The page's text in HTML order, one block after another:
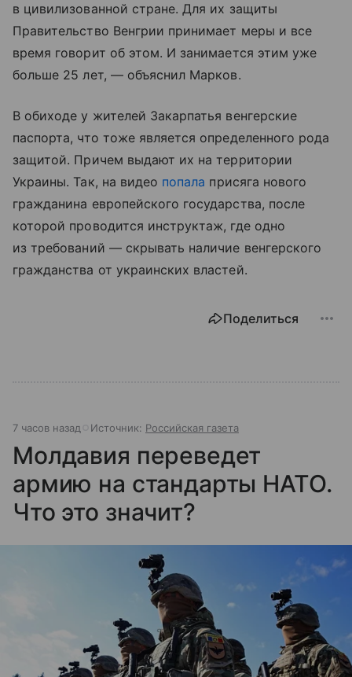
в цивилизованной стране. Для их защиты
Правительство Венгрии принимает меры и все
время говорит об этом. И занимается этим уже
больше 25 лет, — объяснил Марков.
В обиходе у жителей Закарпатья венгерские
паспорта, что тоже является определенного рода
защитой. Причем выдают их на территории
Украины. Так, на видео попала присяга нового
гражданина европейского государства, после
которой проводится инструктаж, где одно
из требований — скрывать наличие венгерского
гражданства от украинских властей.
Поделиться
7 часов назад Источник: Российская газета
Молдавия переведет
армию на стандарты НАТО.
Что это значит?